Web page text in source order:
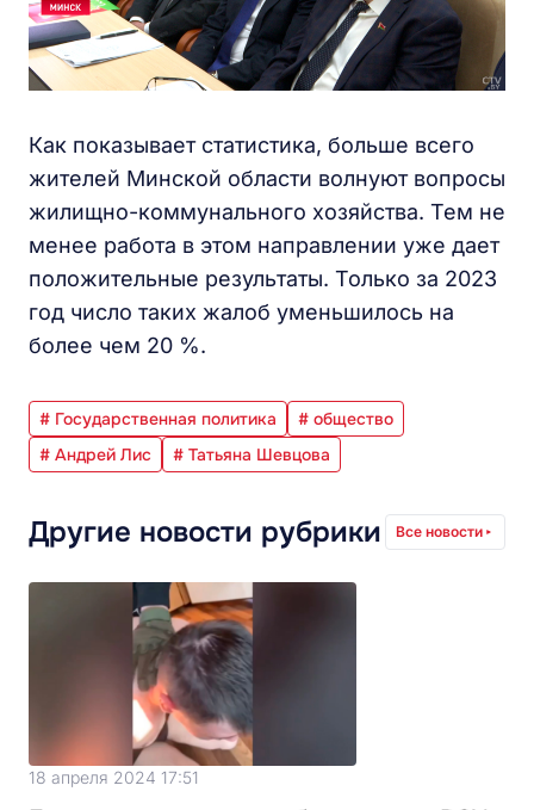
Как показывает статистика, больше всего
жителей Минской области волнуют вопросы
жилищно-коммунального хозяйства. Тем не
менее работа в этом направлении уже дает
положительные результаты. Только за 2023
год число таких жалоб уменьшилось на
более чем 20 %.
# Государственная политика
# общество
# Андрей Лис
# Татьяна Шевцова
Другие новости рубрики Все новости
18 апреля 2024 17:51